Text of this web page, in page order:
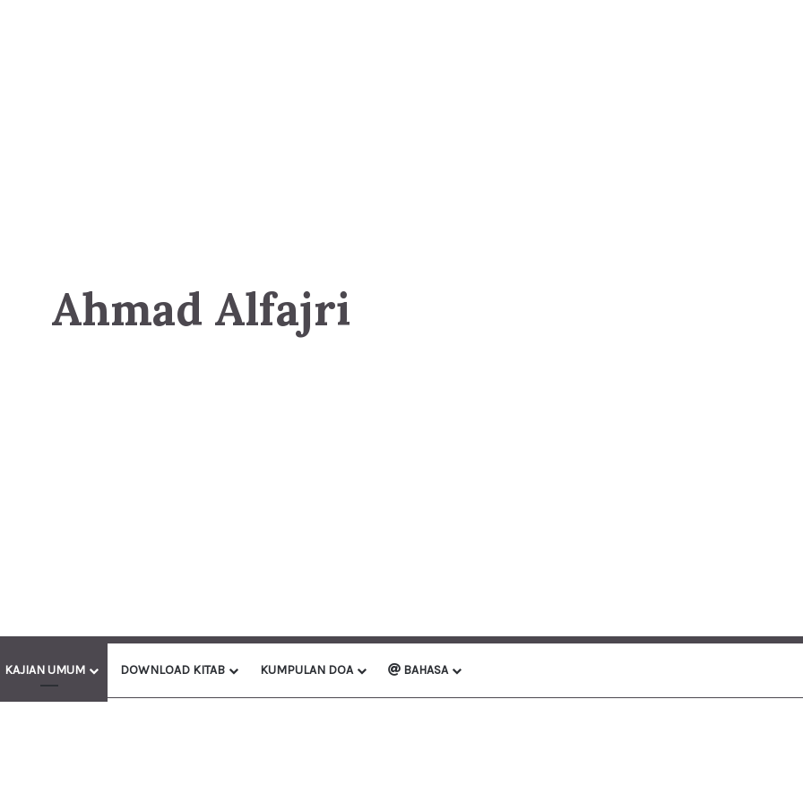
Ahmad Alfajri
KAJIAN UMUM DOWNLOAD KITAB KUMPULAN DOA BAHASA